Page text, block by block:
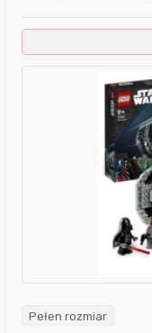
Pełen rozmiar